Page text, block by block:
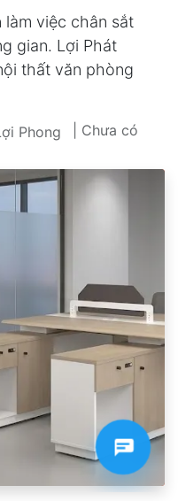
làm việc chân sắt
gian. Lợi Phát
thất văn phòng
Phong
| Chưa có